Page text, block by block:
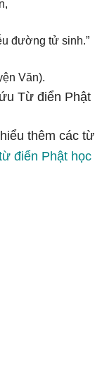
đường tử sinh.”
Văn).
Từ điển
thêm các
điển Phật học